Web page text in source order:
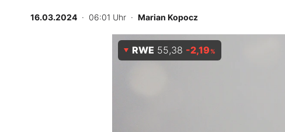
BO-Musterdepots
16.03.2024 · 06:01 Uhr · Marian Kopocz
RWE 55,38 -2,19 %